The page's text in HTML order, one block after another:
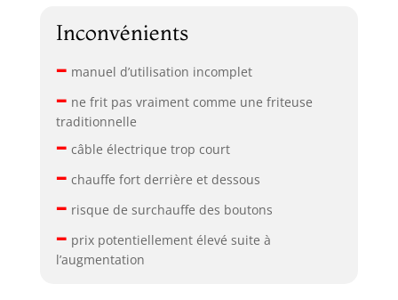
Inconvénients
– manuel d’utilisation incomplet
– ne frit pas vraiment comme une friteuse
traditionnelle
– câble électrique trop court
– chauffe fort derrière et dessous
– risque de surchauffe des boutons
– prix potentiellement élevé suite à
l’augmentation